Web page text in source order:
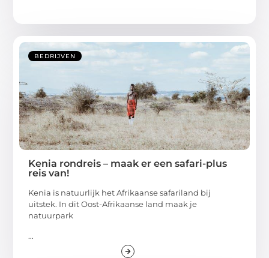
BEDRIJVEN
Kenia rondreis – maak er een safari-plus
reis van!
Kenia is natuurlijk het Afrikaanse safariland bij
uitstek. In dit Oost-Afrikaanse land maak je
natuurpark
...